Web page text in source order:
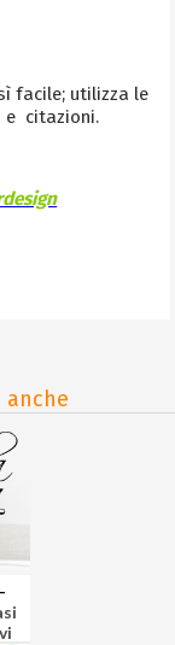
facile; utilizza le
e citazioni.
-